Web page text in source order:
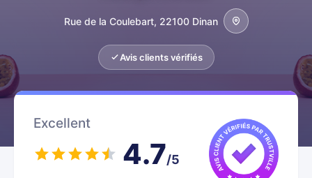
Rue de la Coulebart, 22100 Dinan
Avis clients vérifiés
Excellent
4.7/5